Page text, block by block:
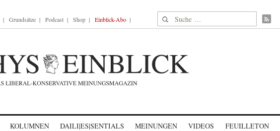
Grundsätze Podcast Shop Einblick-Abo Suche nach:
KOLUMNEN DAILI|ES|SENTIALS MEINUNGEN VIDEOS FEUILLETON